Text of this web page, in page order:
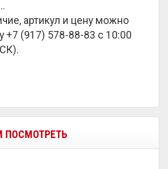
.
артикул и цену можно
+7 (917) 578-88-83 с 10:00
ПОСМОТРЕТЬ